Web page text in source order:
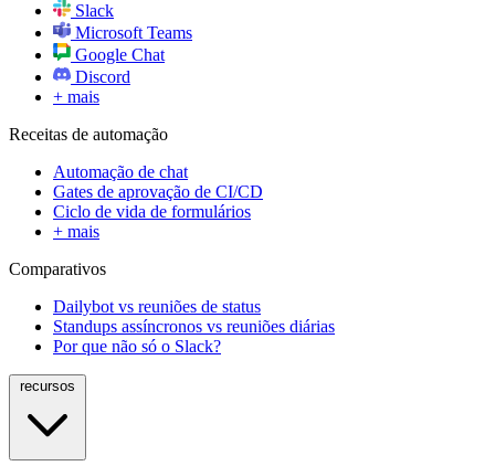
Slack
Microsoft Teams
Google Chat
Discord
+ mais
Receitas de automação
Automação de chat
Gates de aprovação de CI/CD
Ciclo de vida de formulários
+ mais
Comparativos
Dailybot vs reuniões de status
Standups assíncronos vs reuniões diárias
Por que não só o Slack?